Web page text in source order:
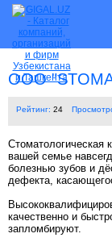
OOO
Рейтинг: 24
Стоматологическая
вашей семье
болезнью зубов и
дефекта,
качественно и
запломбируют.